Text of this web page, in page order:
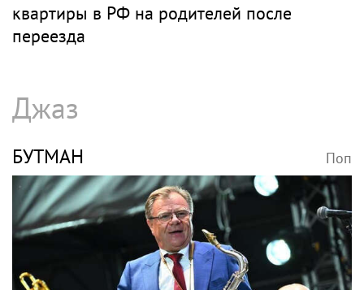
квартиры в РФ на родителей после
переезда
Джаз
БУТМАН Поп